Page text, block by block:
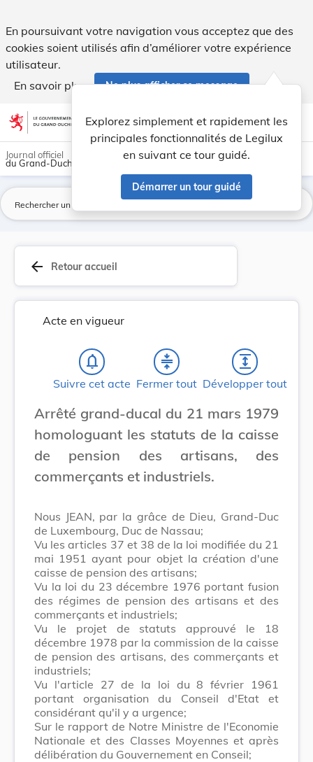
En poursuivant votre navigation vous acceptez que des
cookies soient utilisés afin d’améliorer votre expérience
utilisateur.
En savoir plus
Ne plus afficher ce message
Aller au contenu account_circle help Aide
Explorez simplement et rapidement les
principales fonctionnalités de Legilux
en suivant ce tour guidé.
Démarrer un tour guidé
light_mode dark_mode
Journal officiel
du Grand-Duché de Luxembourg
arrow_back Retour accueil
Acte en vigueur
notifications_none
Suivre cet acte
compress
Fermer tout
expand
Développer tout
Arrêté grand-ducal du 21 mars 1979
homologuant les statuts de la caisse
de pension des artisans, des
commerçants et industriels.
Nous JEAN, par la grâce de Dieu, Grand-Duc
de Luxembourg, Duc de Nassau;
Vu les articles 37 et 38 de la loi modifiée du 21
mai 1951 ayant pour objet la création d'une
caisse de pension des artisans;
Vu la loi du 23 décembre 1976 portant fusion
des régimes de pension des artisans et des
commerçants et industriels;
Vu le projet de statuts approuvé le 18
décembre 1978 par la commission de la caisse
de pension des artisans, des commerçants et
industriels;
Vu l'article 27 de la loi du 8 février 1961
portant organisation du Conseil d'Etat et
considérant qu'il y a urgence;
Sur le rapport de Notre Ministre de l'Economie
Nationale et des Classes Moyennes et après
délibération du Gouvernement en Conseil;